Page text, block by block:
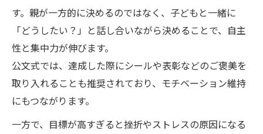
す。親が一方的に決めるのではなく、子どもと一緒に
「どうしたい？」と話し合いながら決めることで、自主
性と集中力が伸びます。
公文式では、達成した際にシールや表彰などのご褒美を
取り入れることも推奨されており、モチベーション維持
にもつながります。
一方で、目標が高すぎると挫折やストレスの原因になる